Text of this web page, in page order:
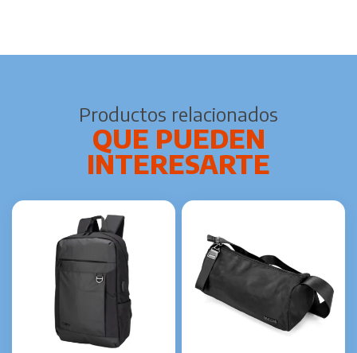
Productos relacionados